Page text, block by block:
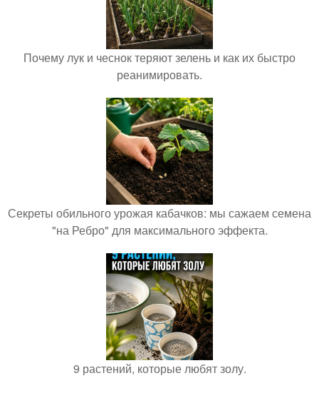
Почему лук и чеснок теряют зелень и как их быстро
реанимировать.
Секреты обильного урожая кабачков: мы сажаем семена
"на Ребро" для максимального эффекта.
9 растений, которые любят золу.